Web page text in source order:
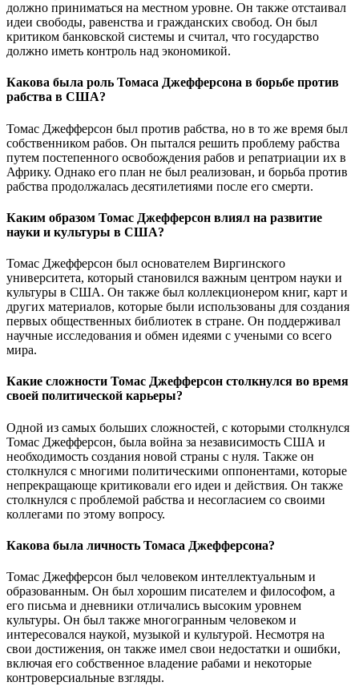
должно приниматься на местном уровне. Он также отстаивал
идеи свободы, равенства и гражданских свобод. Он был
критиком банковской системы и считал, что государство
должно иметь контроль над экономикой.
Какова была роль Томаса Джефферсона в борьбе против
рабства в США?
Томас Джефферсон был против рабства, но в то же время был
собственником рабов. Он пытался решить проблему рабства
путем постепенного освобождения рабов и репатриации их в
Африку. Однако его план не был реализован, и борьба против
рабства продолжалась десятилетиями после его смерти.
Каким образом Томас Джефферсон влиял на развитие
науки и культуры в США?
Томас Джефферсон был основателем Виргинского
университета, который становился важным центром науки и
культуры в США. Он также был коллекционером книг, карт и
других материалов, которые были использованы для создания
первых общественных библиотек в стране. Он поддерживал
научные исследования и обмен идеями с учеными со всего
мира.
Какие сложности Томас Джефферсон столкнулся во время
своей политической карьеры?
Одной из самых больших сложностей, с которыми столкнулся
Томас Джефферсон, была война за независимость США и
необходимость создания новой страны с нуля. Также он
столкнулся с многими политическими оппонентами, которые
непрекращающе критиковали его идеи и действия. Он также
столкнулся с проблемой рабства и несогласием со своими
коллегами по этому вопросу.
Какова была личность Томаса Джефферсона?
Томас Джефферсон был человеком интеллектуальным и
образованным. Он был хорошим писателем и философом, а
его письма и дневники отличались высоким уровнем
культуры. Он был также многогранным человеком и
интересовался наукой, музыкой и культурой. Несмотря на
свои достижения, он также имел свои недостатки и ошибки,
включая его собственное владение рабами и некоторые
контроверсиальные взгляды.